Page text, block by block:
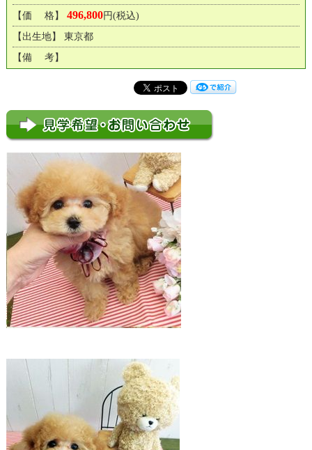
【価 格】 496,800円(税込)
【出生地】 東京都
【備 考】